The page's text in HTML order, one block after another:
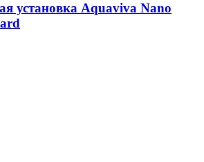
установка Aquaviva Nano